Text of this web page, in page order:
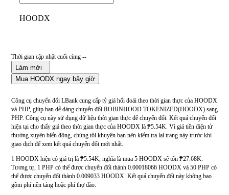
HOODX
Thời gian cập nhật cuối cùng --
Làm mới
Mua HOODX ngay bây giờ
Công cụ chuyển đổi LBank cung cấp tỷ giá hối đoái theo thời gian thực của HOODX
và PHP, giúp bạn dễ dàng chuyển đổi ROBINHOOD TOKENIZED(HOODX) sang
PHP. Công cụ này sử dụng dữ liệu thời gian thực để chuyển đổi. Kết quả chuyển đổi
hiện tại cho thấy giá theo thời gian thực của HOODX là ₱5.54K. Vì giá tiền điện tử
thường xuyên biến động, chúng tôi khuyên bạn nên kiểm tra lại trang này trước khi
giao dịch để xem kết quả chuyển đổi mới nhất.
1 HOODX hiện có giá trị là ₱5.54K, nghĩa là mua 5 HOODX sẽ tốn ₱27.68K.
Tương tự, 1 PHP có thể được chuyển đổi thành 0.00018066 HOODX và 50 PHP có
thể được chuyển đổi thành 0.009033 HOODX. Kết quả chuyển đổi này không bao
gồm phí nền tảng hoặc phí thợ đào.